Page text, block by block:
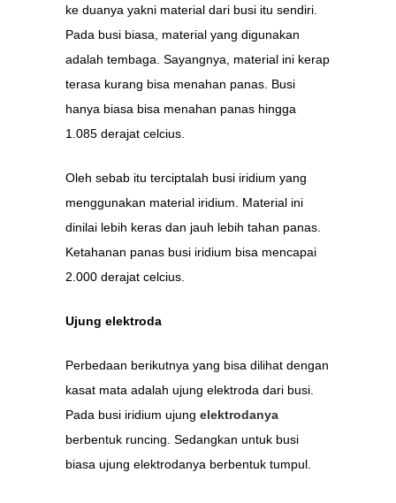
ke duanya yakni material dari busi itu sendiri.
Pada busi biasa, material yang digunakan
adalah tembaga. Sayangnya, material ini kerap
terasa kurang bisa menahan panas. Busi
hanya biasa bisa menahan panas hingga
1.085 derajat celcius.
Oleh sebab itu terciptalah busi iridium yang
menggunakan material iridium. Material ini
dinilai lebih keras dan jauh lebih tahan panas.
Ketahanan panas busi iridium bisa mencapai
2.000 derajat celcius.
Ujung elektroda
Perbedaan berikutnya yang bisa dilihat dengan
kasat mata adalah ujung elektroda dari busi.
Pada busi iridium ujung elektrodanya
berbentuk runcing. Sedangkan untuk busi
biasa ujung elektrodanya berbentuk tumpul.